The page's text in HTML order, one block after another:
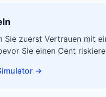
Sie zuerst Vertrauen mit
Sie einen Cent
→